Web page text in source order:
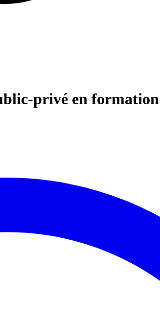
privé en
Hello! I'm
you looking